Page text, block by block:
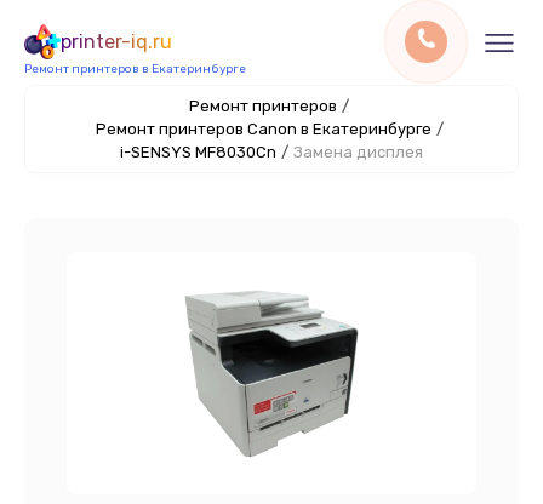
printer-iq.ru
Ремонт принтеров в Екатеринбурге
Ремонт принтеров /
Ремонт принтеров Canon в Екатеринбурге /
i-SENSYS MF8030Cn / Замена дисплея